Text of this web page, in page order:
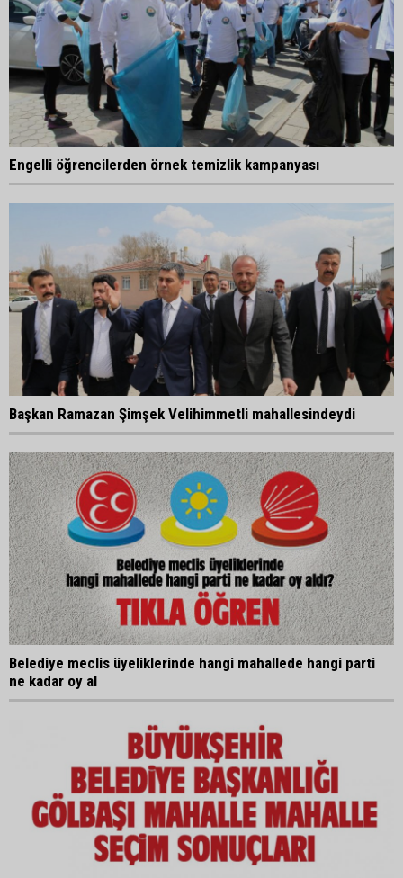
Engelli öğrencilerden örnek temizlik kampanyası
Başkan Ramazan Şimşek Velihimmetli mahallesindeydi
Belediye meclis üyeliklerinde hangi mahallede hangi parti
ne kadar oy al